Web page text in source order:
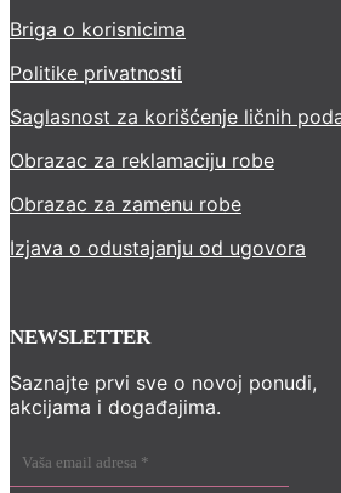
Briga o korisnicima
Politike privatnosti
Saglasnost za korišćenje ličnih
Obrazac za reklamaciju robe
Obrazac za zamenu robe
Izjava o odustajanju od ugovora
NEWSLETTER
Saznajte prvi sve o novoj ponudi,
akcijama i događajima.